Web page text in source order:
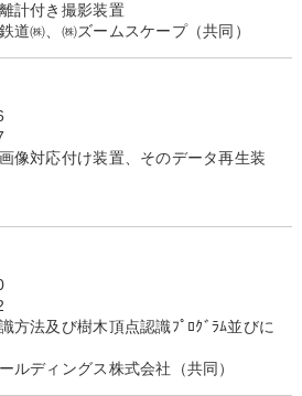
計付き撮影装置
道㈱、㈱ズームスケープ（共同）
像対応付け装置、そのデータ再生装
方法及び樹木頂点認識ﾌﾟﾛｸﾞﾗﾑ並びに
ルディングス株式会社（共同）